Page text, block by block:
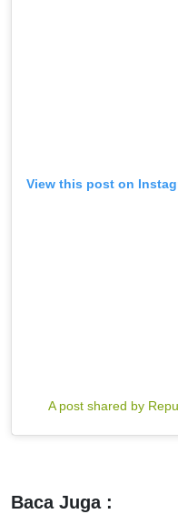
View this post on
A post shared by
Baca Juga :